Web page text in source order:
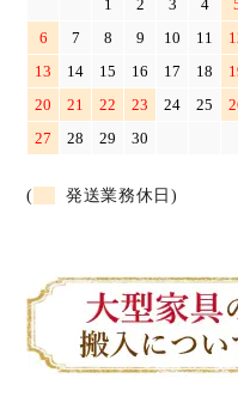
1 2 3 4
6
7 8 9 10 11
13
14 15 16 17 18
20
21 22 23 24 25
27
28 29 30
( 発送業務休日)